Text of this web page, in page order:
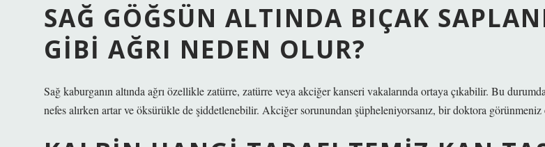
SAĞ GÖĞSÜN ALTINDA BIÇAK
GIBI AĞRI NEDEN OLUR?
Sağ kaburganın altında ağrı özellikle zatürre, zatürre veya akciğer kanseri vakalarında ortaya çıkabilir. Bu
nefes alırken artar ve öksürükle de şiddetlenebilir. Akciğer sorunundan şüpheleniyorsanız, bir doktora